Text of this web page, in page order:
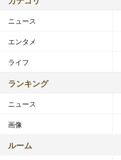
ニュース
エンタメ
ライフ
ランキング
ニュース
画像
ルーム